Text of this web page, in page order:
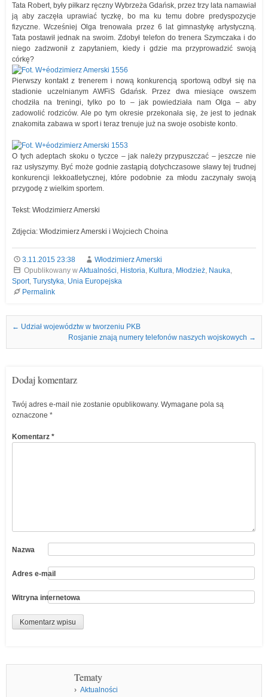
Tata Robert, były piłkarz ręczny Wybrzeża Gdańsk, przez trzy lata namawiał
ją aby zaczęła uprawiać tyczkę, bo ma ku temu dobre predyspozycje
fizyczne. Wcześniej Olga trenowała przez 6 lat gimnastykę artystyczną.
Tata postawił jednak na swoim. Zdobył telefon do trenera Szymczaka i do
niego zadzwonił z zapytaniem, kiedy i gdzie ma przyprowadzić swoją
córkę?
Pierwszy kontakt z trenerem i nową konkurencją sportową odbył się na
stadionie uczelnianym AWFiS Gdańsk. Przez dwa miesiące owszem
chodziła na treningi, tylko po to – jak powiedziała nam Olga – aby
zadowolić rodziców. Ale po tym okresie przekonała się, że jest to jednak
znakomita zabawa w sport i teraz trenuje już na swoje osobiste konto.
O tych adeptach skoku o tyczce – jak należy przypuszczać – jeszcze nie
raz usłyszymy. Być może godnie zastąpią dotychczasowe sławy tej trudnej
konkurencji lekkoatletycznej, które podobnie za młodu zaczynały swoją
przygodę z wielkim sportem.
Tekst: Włodzimierz Amerski
Zdjęcia: Włodzimierz Amerski i Wojciech Choina
3.11.2015 23:38
Włodzimierz Amerski
Opublikowany wAktualności, Historia, Kultura, Młodzież, Nauka,
Sport, Turystyka, Unia Europejska
Permalink
Nawigacja we wpisach
← Udział województw w tworzeniu PKB
Rosjanie znają numery telefonów naszych wojskowych →
Dodaj komentarz
Twój adres e-mail nie zostanie opublikowany. Wymagane pola są
oznaczone *
Komentarz *
Nazwa
Adres e-mail
Witryna internetowa
Tematy
Aktualności